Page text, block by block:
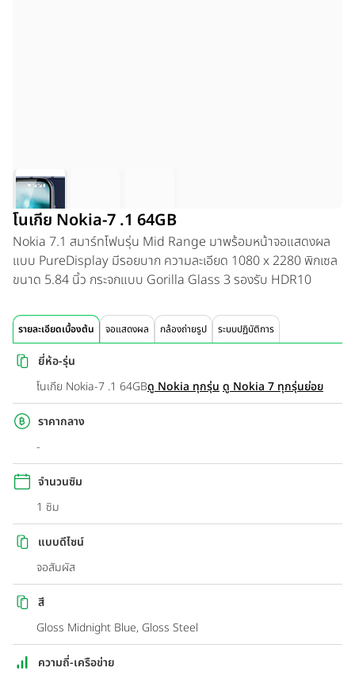
โนเกีย Nokia-7 .1 64GB
Nokia 7.1 สมาร์ทโฟนรุ่น Mid Range มาพร้อมหน้าจอแสดงผล
แบบ PureDisplay มีรอยบาก ความละเอียด 1080 x 2280 พิกเซล
ขนาด 5.84 นิ้ว กระจกแบบ Gorilla Glass 3 รองรับ HDR10
รายละเอียดเบื้องต้น จอแสดงผล กล้องถ่ายรูป ระบบปฏิบัติการ
ยี่ห้อ-รุ่น
โนเกีย Nokia-7 .1 64GBดู Nokia ทุกรุ่นดู Nokia 7 ทุกรุ่นย่อย
ราคากลาง
-
จำนวนซิม
1 ซิม
แบบดีไซน์
จอสัมผัส
สี
Gloss Midnight Blue, Gloss Steel
ความถี่-เครือข่าย